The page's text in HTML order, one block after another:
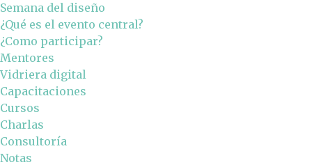
Semana del diseño
¿Qué es el evento central?
¿Como participar?
Mentores
Vidriera digital
Capacitaciones
Cursos
Charlas
Consultoría
Notas